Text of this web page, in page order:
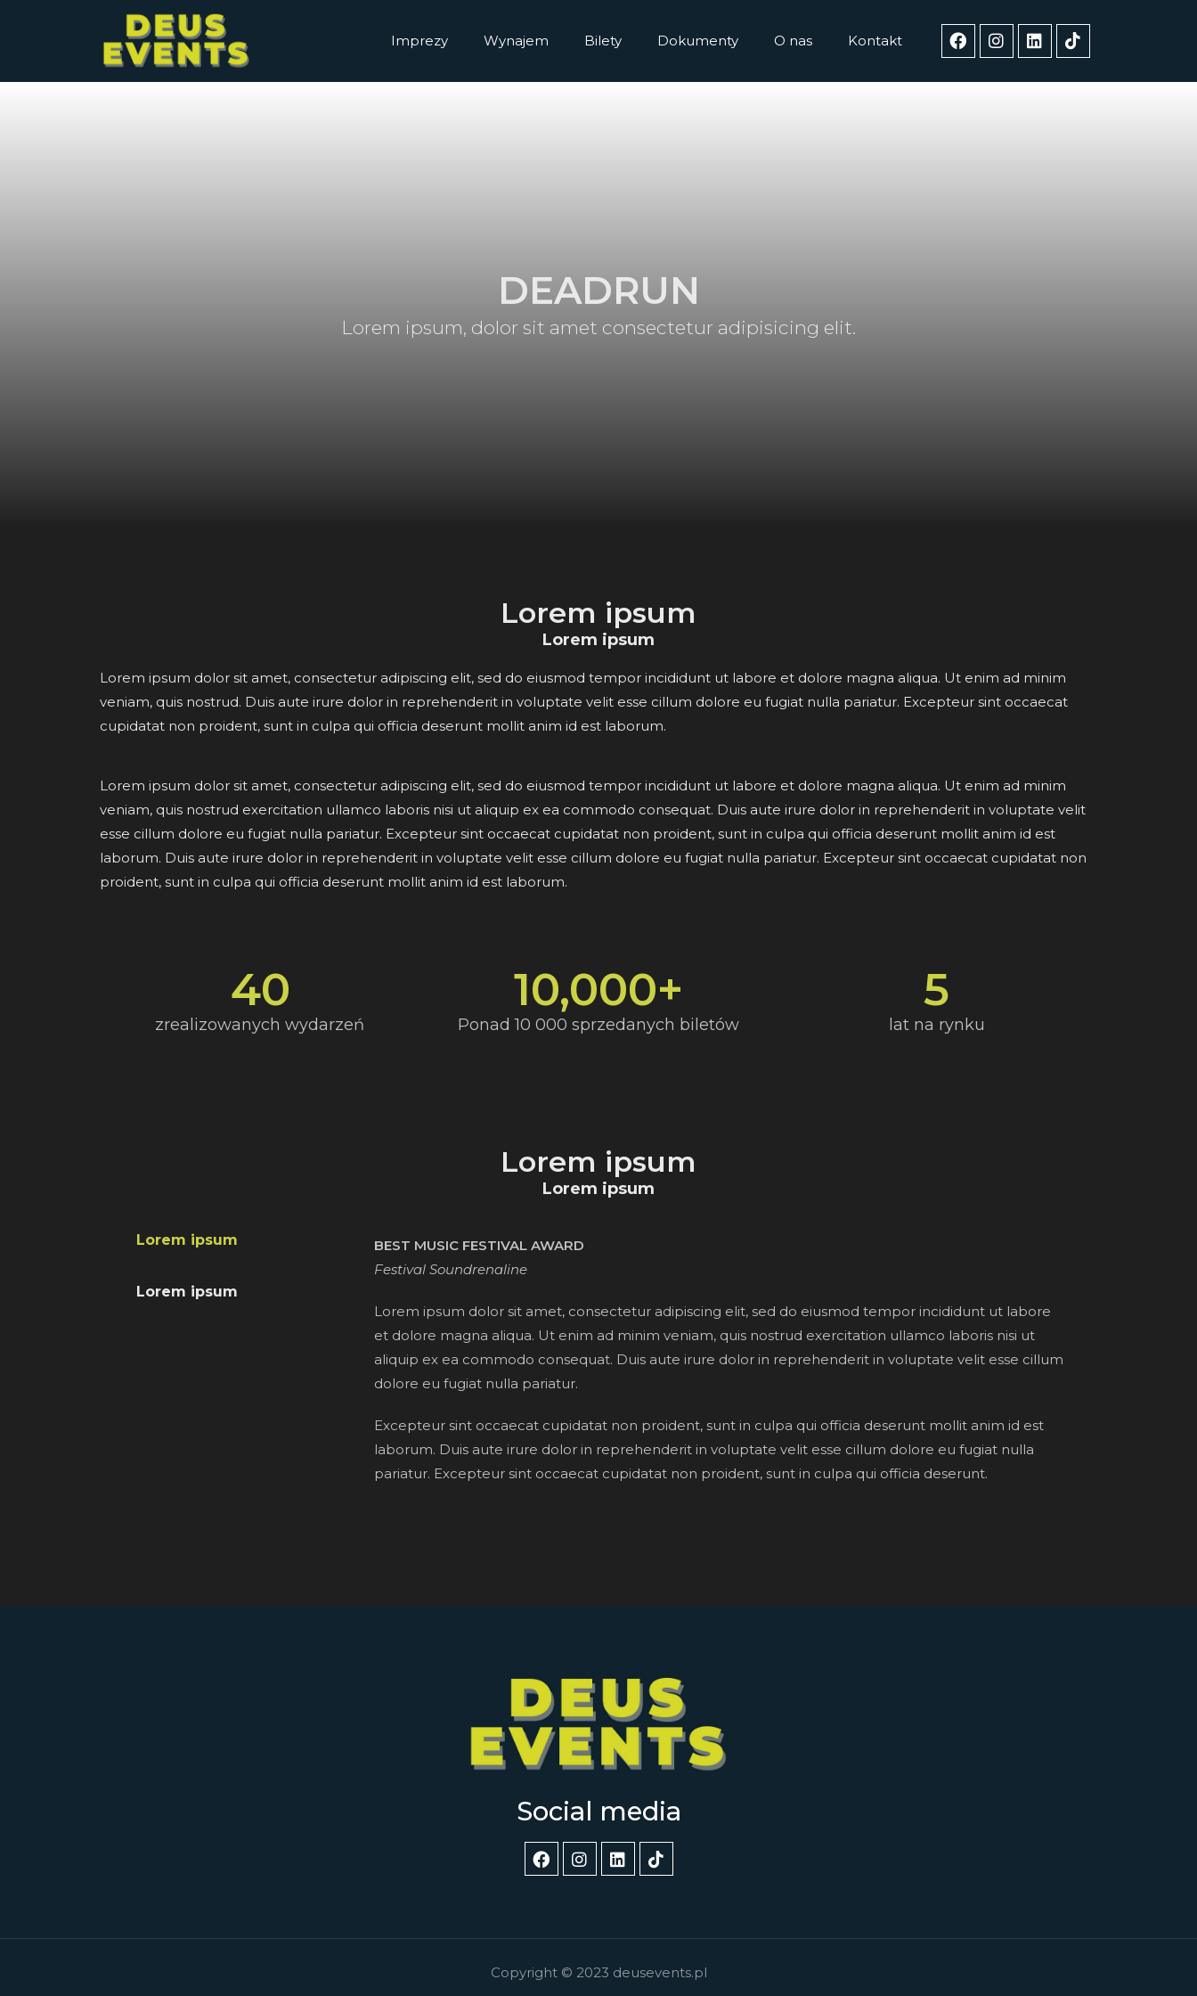
Imprezy Wynajem Bilety Dokumenty O nas Kontakt
DEADRUN
Lorem ipsum, dolor sit amet consectetur adipisicing elit.
Lorem ipsum
Lorem ipsum
Lorem ipsum dolor sit amet, consectetur adipiscing elit, sed do eiusmod tempor incididunt ut labore et dolore magna aliqua. Ut enim ad minim
veniam, quis nostrud. Duis aute irure dolor in reprehenderit in voluptate velit esse cillum dolore eu fugiat nulla pariatur. Excepteur sint occaecat
cupidatat non proident, sunt in culpa qui officia deserunt mollit anim id est laborum.
Lorem ipsum dolor sit amet, consectetur adipiscing elit, sed do eiusmod tempor incididunt ut labore et dolore magna aliqua. Ut enim ad minim
veniam, quis nostrud exercitation ullamco laboris nisi ut aliquip ex ea commodo consequat. Duis aute irure dolor in reprehenderit in voluptate velit
esse cillum dolore eu fugiat nulla pariatur. Excepteur sint occaecat cupidatat non proident, sunt in culpa qui officia deserunt mollit anim id est
laborum. Duis aute irure dolor in reprehenderit in voluptate velit esse cillum dolore eu fugiat nulla pariatur. Excepteur sint occaecat cupidatat non
proident, sunt in culpa qui officia deserunt mollit anim id est laborum.
40
zrealizowanych wydarzeń
10,000+
Ponad 10 000 sprzedanych biletów
5
lat na rynku
Lorem ipsum
Lorem ipsum
Lorem ipsum
Lorem ipsum
BEST MUSIC FESTIVAL AWARD
Festival Soundrenaline
Lorem ipsum dolor sit amet, consectetur adipiscing elit, sed do eiusmod tempor incididunt ut labore
et dolore magna aliqua. Ut enim ad minim veniam, quis nostrud exercitation ullamco laboris nisi ut
aliquip ex ea commodo consequat. Duis aute irure dolor in reprehenderit in voluptate velit esse cillum
dolore eu fugiat nulla pariatur.
Excepteur sint occaecat cupidatat non proident, sunt in culpa qui officia deserunt mollit anim id est
laborum. Duis aute irure dolor in reprehenderit in voluptate velit esse cillum dolore eu fugiat nulla
pariatur. Excepteur sint occaecat cupidatat non proident, sunt in culpa qui officia deserunt.
Social media
Copyright © 2023 deusevents.pl